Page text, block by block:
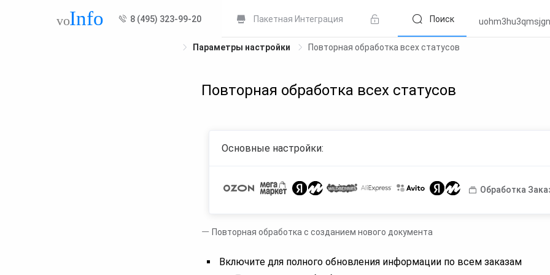
8 (495) 323-99-20 Пакетная Интеграция Поиск
Параметры настройки Повторная обработка всех статусов
Повторная обработка всех статусов
Основные настройки:
Обработка
Повторная обработка с созданием нового документа
Включите для полного обновления информации по всем заказам